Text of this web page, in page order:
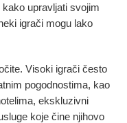
upravljati svojim
igrači mogu lako
Visoki igrači često
pogodnostima, kao
ekskluzivni
koje čine njihovo